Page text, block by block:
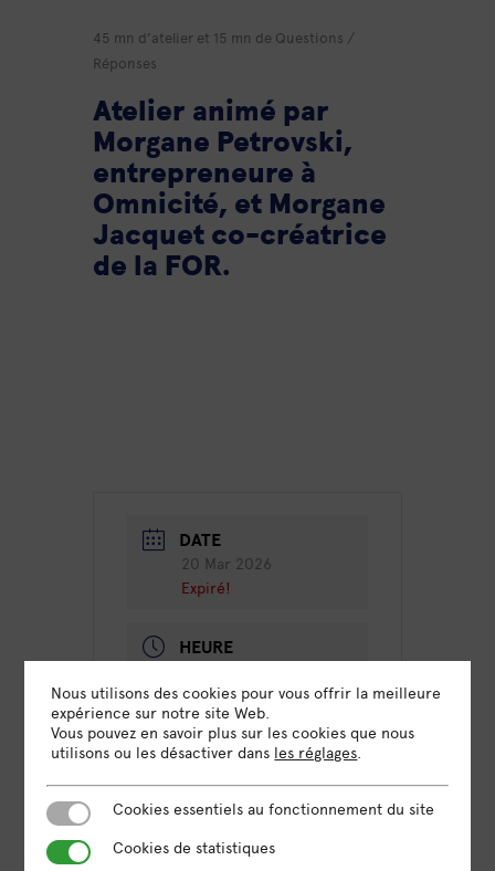
45 mn d’atelier et 15 mn de Questions /
Réponses
Atelier animé par
Morgane Petrovski,
entrepreneure à
Omnicité, et Morgane
Jacquet co-créatrice
de la FOR.
DATE
20 Mar 2026
Expiré!
HEURE
LIEU
Omnicité Paris
CATÉGORIE
Nous utilisons des cookies pour vous offrir la meilleure
expérience sur notre site Web.
Vous pouvez en savoir plus sur les cookies que nous
utilisons ou les désactiver dans les réglages
Cookies essentiels au fonctionnement du site
Cookies essentiels au fonctionnement du site
Cookies de statistiques
Cookies de statistiques